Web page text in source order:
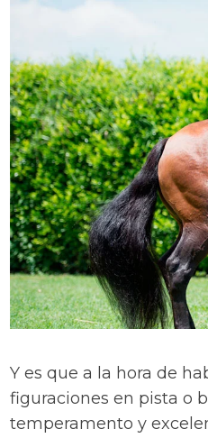
Y es que a la hora de
figuraciones en pista o
temperamento y